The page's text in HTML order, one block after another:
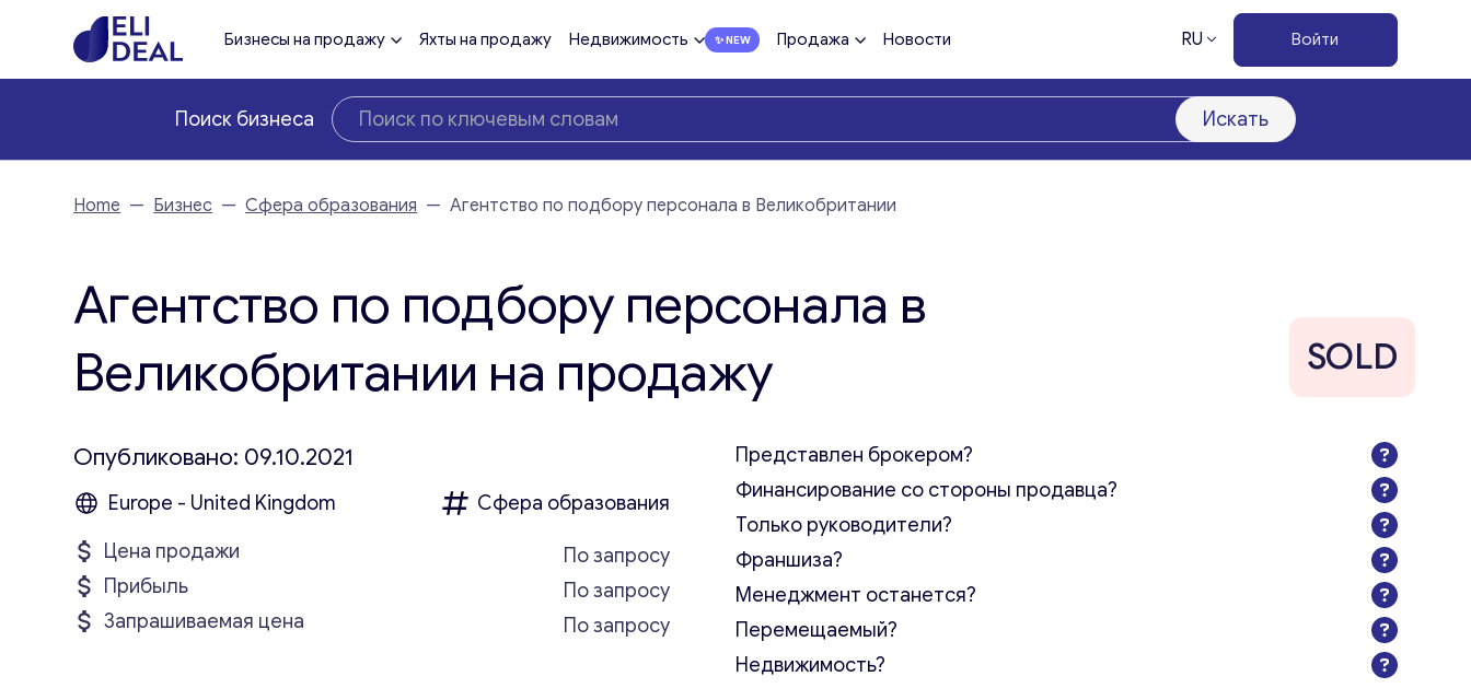
Бизнесы на продажу Яхты на продажу Недвижимость Продажа Новости RU Войти
Поиск бизнеса Искать
Home — Бизнес — Сфера образования — Агентство по подбору персонала в Великобритании
Агентство по подбору персонала в
Великобритании на продажу
SOLD
Опубликовано: 09.10.2021
Europe - United Kingdom
Сфера образования
Цена продажи
По запросу
Прибыль
По запросу
Запрашиваемая цена
По запросу
Представлен брокером?
Финансирование со стороны продавца?
Только руководители?
Франшиза?
Менеджмент останется?
Перемещаемый?
Недвижимость?